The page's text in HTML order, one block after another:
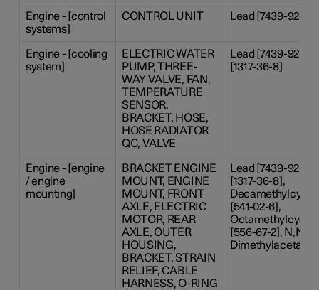
Engine - [control
systems]
CONTROL UNIT Lead [7439-92-1]
Engine - [cooling
system]
ELECTRIC WATER
PUMP, THREE-
WAY VALVE, FAN,
TEMPERATURE
SENSOR,
BRACKET, HOSE,
HOSE RADIATOR
QC, VALVE
Lead [7439-92-
[1317-36-8]
Engine - [engine
/ engine
mounting]
BRACKET ENGINE
MOUNT, ENGINE
MOUNT, FRONT
AXLE, ELECTRIC
MOTOR, REAR
AXLE, OUTER
HOUSING,
BRACKET, STRAIN
RELIEF, CABLE
HARNESS, O-RING
Lead [7439-92-
[1317-36-8],
[541-02-6],
[556-67-2], N,N-